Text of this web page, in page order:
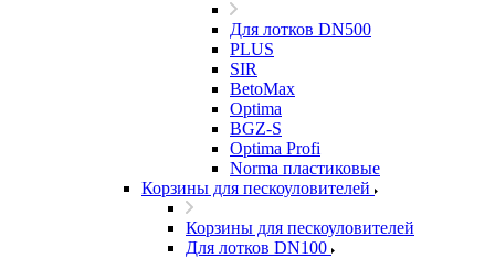
Для лотков DN500
PLUS
SIR
BetoMax
Optima
BGZ-S
Optima Profi
Norma пластиковые
Корзины для пескоуловителей
Корзины для пескоуловителей
Для лотков DN100